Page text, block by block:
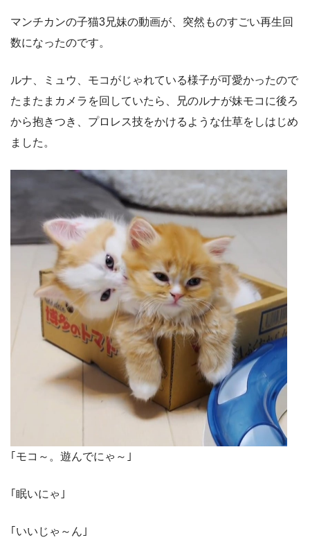
マンチカンの子猫3兄妹の動画が、突然ものすごい再生回
数になったのです。
ルナ、ミュウ、モコがじゃれている様子が可愛かったので
たまたまカメラを回していたら、兄のルナが妹モコに後ろ
から抱きつき、プロレス技をかけるような仕草をしはじめ
ました。
｢モコ～。遊んでにゃ～｣
｢眠いにゃ｣
｢いいじゃ～ん｣